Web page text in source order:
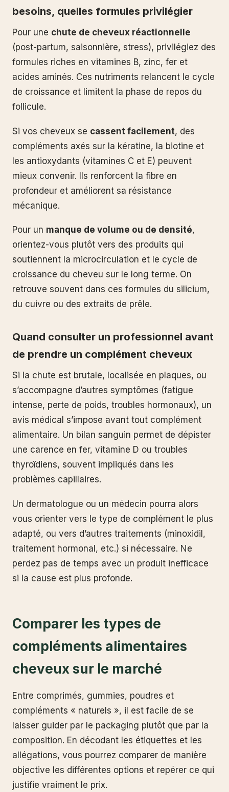
besoins, quelles formules privilégier
Pour une chute de cheveux réactionnelle
(post-partum, saisonnière, stress), privilégiez des
formules riches en vitamines B, zinc, fer et
acides aminés. Ces nutriments relancent le cycle
de croissance et limitent la phase de repos du
follicule.
Si vos cheveux se cassent facilement, des
compléments axés sur la kératine, la biotine et
les antioxydants (vitamines C et E) peuvent
mieux convenir. Ils renforcent la fibre en
profondeur et améliorent sa résistance
mécanique.
Pour un manque de volume ou de densité,
orientez-vous plutôt vers des produits qui
soutiennent la microcirculation et le cycle de
croissance du cheveu sur le long terme. On
retrouve souvent dans ces formules du silicium,
du cuivre ou des extraits de prêle.
Quand consulter un professionnel avant
de prendre un complément cheveux
Si la chute est brutale, localisée en plaques, ou
s’accompagne d’autres symptômes (fatigue
intense, perte de poids, troubles hormonaux), un
avis médical s’impose avant tout complément
alimentaire. Un bilan sanguin permet de dépister
une carence en fer, vitamine D ou troubles
thyroïdiens, souvent impliqués dans les
problèmes capillaires.
Un dermatologue ou un médecin pourra alors
vous orienter vers le type de complément le plus
adapté, ou vers d’autres traitements (minoxidil,
traitement hormonal, etc.) si nécessaire. Ne
perdez pas de temps avec un produit inefficace
si la cause est plus profonde.
Comparer les types de
compléments alimentaires
cheveux sur le marché
Entre comprimés, gummies, poudres et
compléments « naturels », il est facile de se
laisser guider par le packaging plutôt que par la
composition. En décodant les étiquettes et les
allégations, vous pourrez comparer de manière
objective les différentes options et repérer ce qui
justifie vraiment le prix.